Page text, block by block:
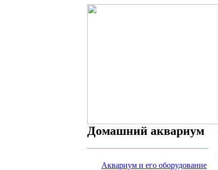
Домашний аквариум
Аквариум и его оборудование